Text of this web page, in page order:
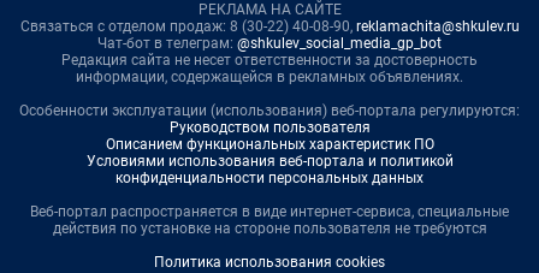
РЕКЛАМА НА САЙТЕ
Связаться с отделом продаж: 8 (30-22) 40-08-90, reklamachita@shkulev.ru
Чат-бот в телеграм: @shkulev_social_media_gp_bot
Редакция сайта не несет ответственности за достоверность
информации, содержащейся в рекламных объявлениях.
Особенности эксплуатации (использования) веб-портала регулируются:
Руководством пользователя
Описанием функциональных характеристик ПО
Условиями использования веб-портала и политикой
конфиденциальности персональных данных
Веб-портал распространяется в виде интернет-сервиса, специальные
действия по установке на стороне пользователя не требуются
Политика использования cookies